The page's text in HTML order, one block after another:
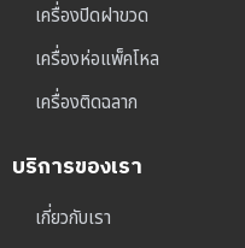
เครื่องปิดฝาขวด
เครื่องห่อแพ็คโหล
เครื่องติดฉลาก
บริการของเรา
เกี่ยวกับเรา